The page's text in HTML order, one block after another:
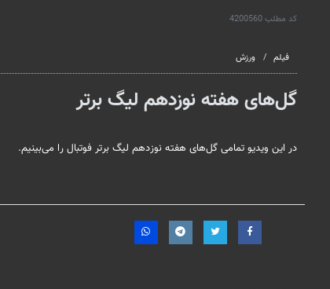
کد مطلب4200560
فیلم ورزش
گل‌های هفته نوزدهم لیگ برتر
در این ویدیو تمامی گل‌های هفته نوزدهم لیگ برتر فوتبال را می‌بینیم.